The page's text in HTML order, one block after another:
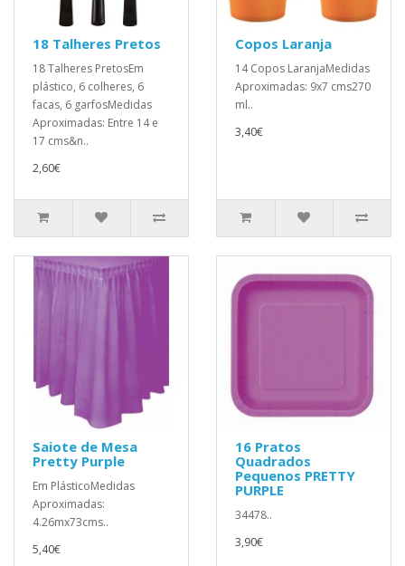
18 Talheres Pretos
18 Talheres PretosEm
plástico, 6 colheres, 6
facas, 6 garfosMedidas
Aproximadas: Entre 14 e
17 cms&n..
2,60€
Copos Laranja
14 Copos LaranjaMedidas
Aproximadas: 9x7 cms270
ml..
3,40€
Saiote de Mesa
Pretty Purple
Em PlásticoMedidas
Aproximadas:
4.26mx73cms..
5,40€
16 Pratos
Quadrados
Pequenos PRETTY
PURPLE
34478..
3,90€